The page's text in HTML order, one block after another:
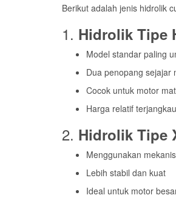
Berikut adalah jenis hidrolik
1. Hidrolik Tipe
Model standar paling
Dua penopang sejajar
Cocok untuk motor
Harga relatif terjangkau
2. Hidrolik Tipe
Menggunakan
Lebih stabil dan kuat
Ideal untuk motor